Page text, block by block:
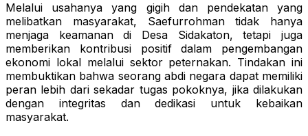
Melalui usahanya yang gigih dan pendekatan yang
melibatkan masyarakat, Saefurrohman tidak hanya
menjaga keamanan di Desa Sidakaton, tetapi juga
memberikan kontribusi positif dalam pengembangan
ekonomi lokal melalui sektor peternakan. Tindakan ini
membuktikan bahwa seorang abdi negara dapat memiliki
peran lebih dari sekadar tugas pokoknya, jika dilakukan
dengan integritas dan dedikasi untuk kebaikan
masyarakat.